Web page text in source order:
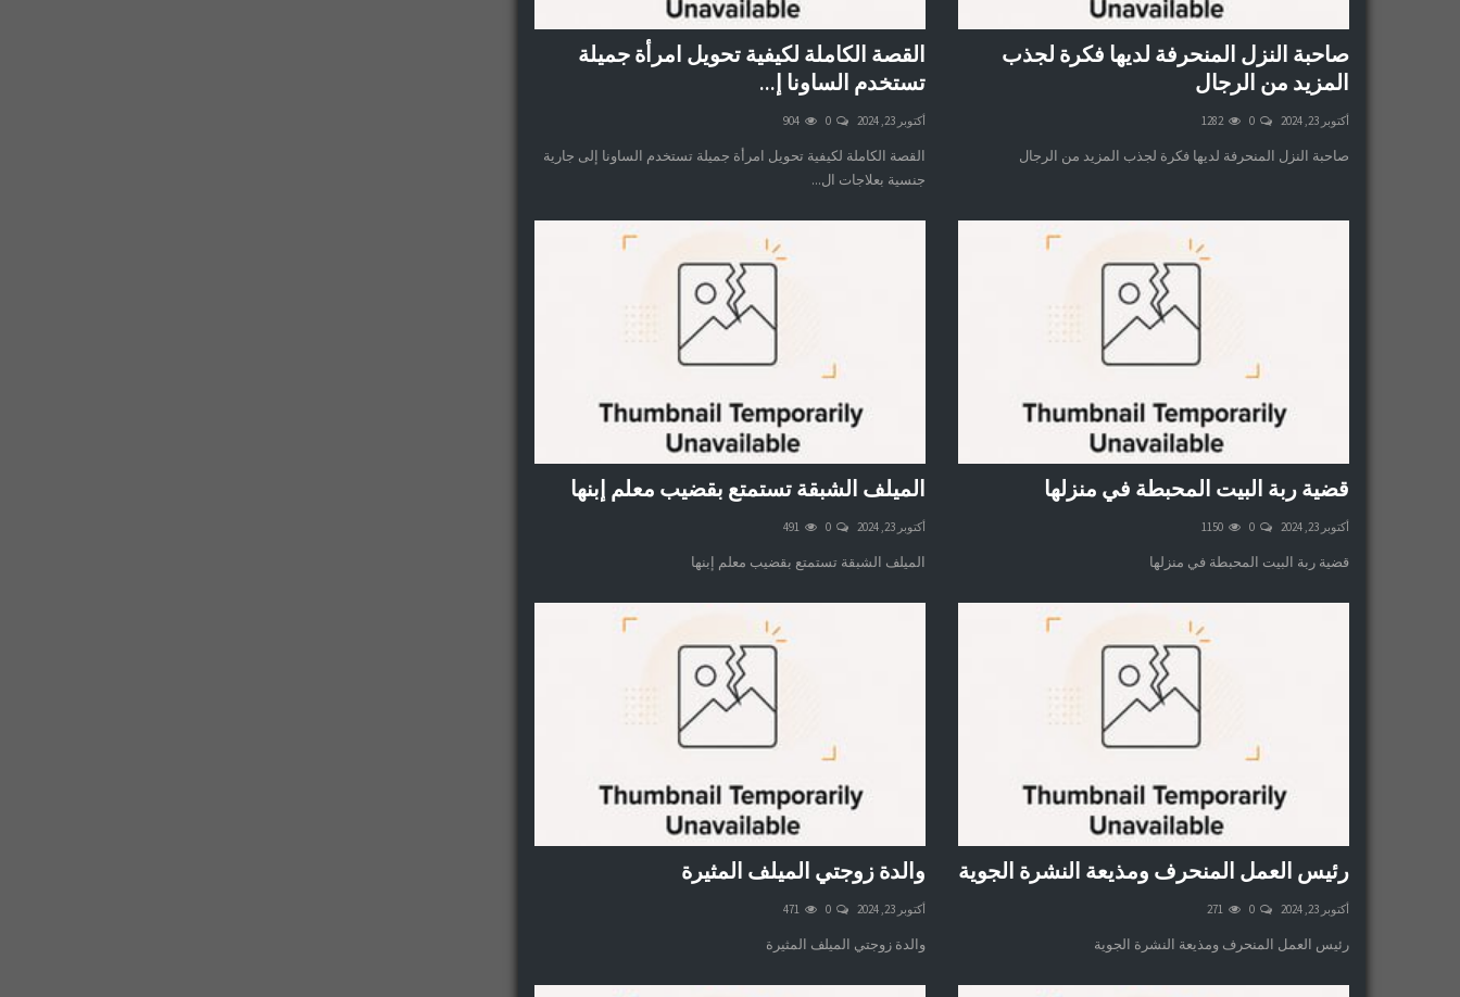
صاحبة النزل المنحرفة لديها فكرة لجذب
المزيد من الرجال
أكتوبر 23, 2024 0
1282
صاحبة النزل المنحرفة لديها فكرة لجذب المزيد من الرجال
القصة الكاملة لكيفية تحويل امرأة جميلة
تستخدم الساونا إ...
أكتوبر 23, 2024 0
904
القصة الكاملة لكيفية تحويل امرأة جميلة تستخدم الساونا إلى جارية
جنسية بعلاجات ال...
قضية ربة البيت المحبطة في منزلها
أكتوبر 23, 2024 0
1150
قضية ربة البيت المحبطة في منزلها
الميلف الشبقة تستمتع بقضيب معلم إبنها
أكتوبر 23, 2024 0
491
الميلف الشبقة تستمتع بقضيب معلم إبنها
رئيس العمل المنحرف ومذيعة النشرة الجوية
أكتوبر 23, 2024 0
271
رئيس العمل المنحرف ومذيعة النشرة الجوية
والدة زوجتي الميلف المثيرة
أكتوبر 23, 2024 0
471
والدة زوجتي الميلف المثيرة